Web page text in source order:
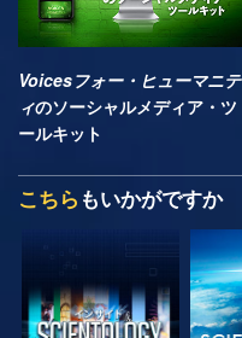
Voicesフォー・ヒューマニテ
ィのソーシャルメディア・ツ
ールキット
こちら もいかがですか